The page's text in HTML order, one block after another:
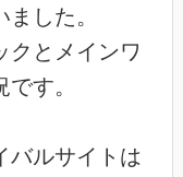
した。
クとメインワ
す。
バルサイトは